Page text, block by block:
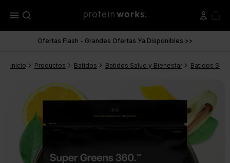
menu
Ofertas Flash - Grandes Ofertas Ya Disponibles >>
Inicio Productos Batidos Batidos Salud y Bienestar Batidos